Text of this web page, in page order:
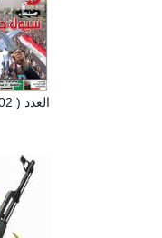
العدد ( 1902)